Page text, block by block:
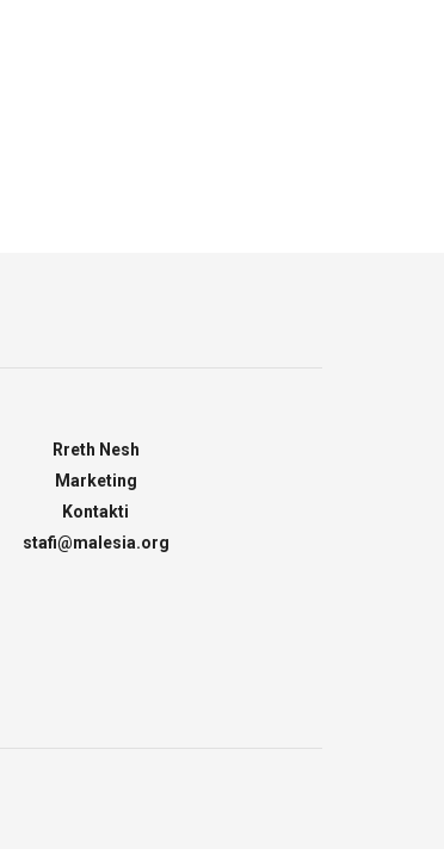
Rreth Nesh
Marketing
Kontakti
stafi@malesia.org